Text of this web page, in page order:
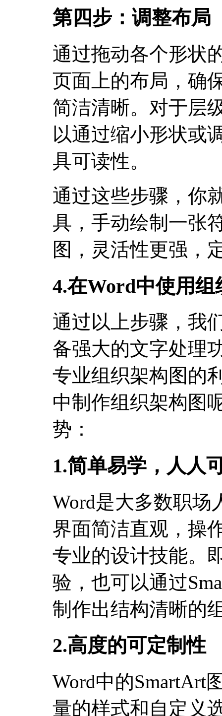
第四步：调整布局
通过拖动各个形状
页面上的布局，确
简洁清晰。对于层
以通过缩小形状或
具可读性。
通过这些步骤，你
具，手动绘制一张
图，灵活性更强，
4.在Word中使用
通过以上步骤，我
备强大的文字处理
专业组织架构图的
中制作组织架构图
势：
1.简单易学，人人
Word是大多数职场
界面简洁直观，操
专业的设计技能。
验，也可以通过
制作出结构清晰的
2.高度的可定制性
Word中的SmartArt
量的样式和自定义